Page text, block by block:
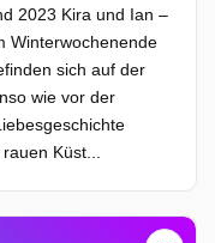
2023 Kira und Ian –
Winterwochenende
sich auf der
wie vor der
Küst...